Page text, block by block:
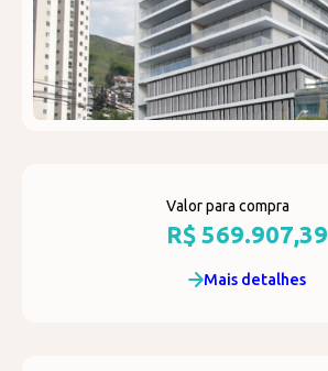
Valor para compra
R$ 569.907,39
Mais detalhes